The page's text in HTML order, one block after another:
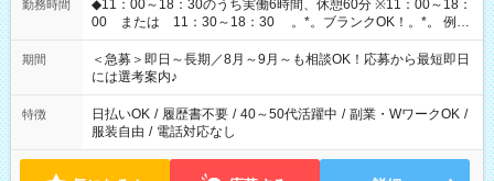
勤務時間
◆11：00～18：30のうち実働6時間、休憩60分 ※11：00～18：
00 または 11：30～18：30 。*。ブランクOK！。*。 例え
ば前職が、 在宅/財団法人/事務/コールセンター/受付/販売/カフェ
スタッフ スイーツ販売/ホテルフロント/化粧品販売/など 様々な
業界から入社して活躍されています♪
期間
＜急募＞即日～長期／8月～9月～も相談OK！応募から最短即日
には選考案内♪
特徴 日払いOK / 履歴書不要 / 40～50代活躍中 / 副業・WワークOK /
服装自由 / 電話対応なし